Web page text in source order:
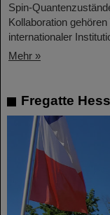
Spin-
Kollaboration
internationaler
Mehr »
Fregatte